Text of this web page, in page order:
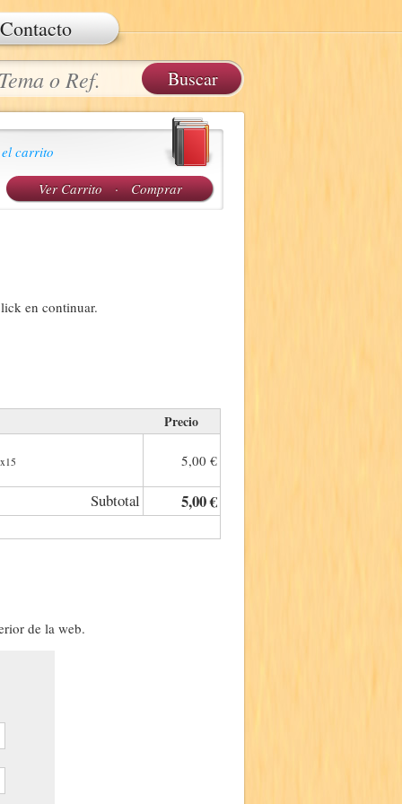
Contacto
carrito
Ver Carrito · Comprar
en continuar.
Precio
5,00 €
Subtotal 5,00 €
de la web.